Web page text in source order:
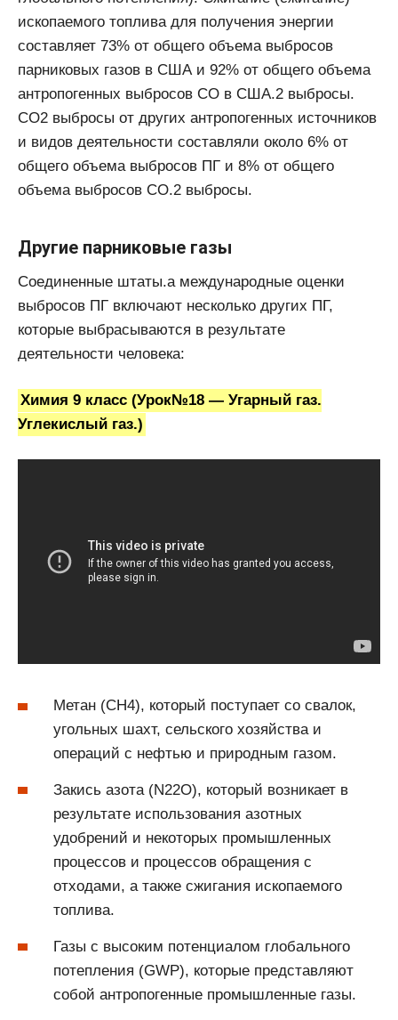
ископаемого топлива для получения энергии
составляет 73% от общего объема выбросов
парниковых газов в США и 92% от общего объема
антропогенных выбросов CO в США.2 выбросы.
СО2 выбросы от других антропогенных источников
и видов деятельности составляли около 6% от
общего объема выбросов ПГ и 8% от общего
объема выбросов CO.2 выбросы.
Другие парниковые газы
Соединенные штаты.а международные оценки
выбросов ПГ включают несколько других ПГ,
которые выбрасываются в результате
деятельности человека:
Химия 9 класс (Урок№18 — Угарный газ.
Углекислый газ.)
Метан (СН4), который поступает со свалок,
угольных шахт, сельского хозяйства и
операций с нефтью и природным газом.
Закись азота (N22O), который возникает в
результате использования азотных
удобрений и некоторых промышленных
процессов и процессов обращения с
отходами, а также сжигания ископаемого
топлива.
Газы с высоким потенциалом глобального
потепления (GWP), которые представляют
собой антропогенные промышленные газы.